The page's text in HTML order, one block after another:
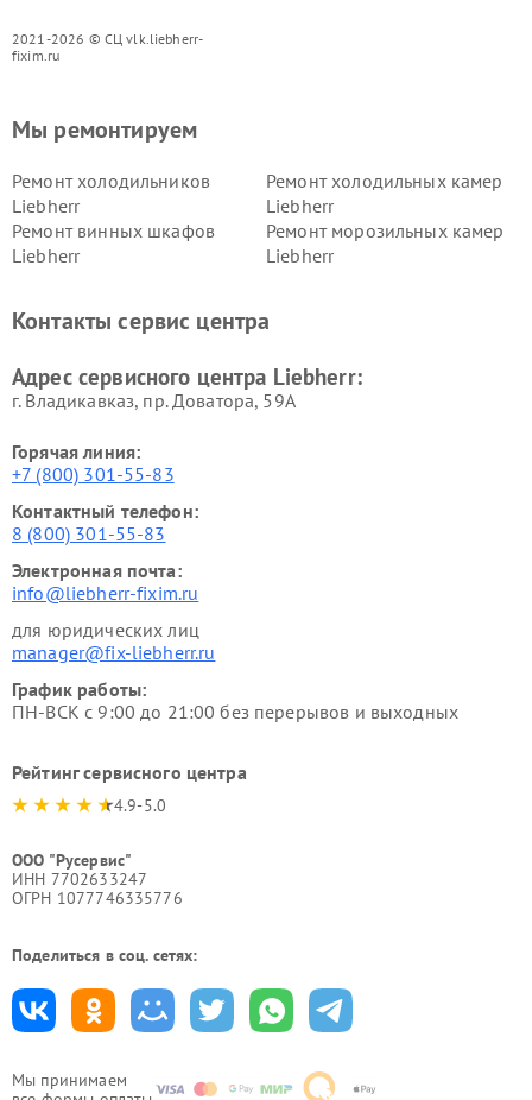
2021-2026 © СЦ vlk.liebherr-
fixim.ru
Мы принимаем
Мы ремонтируем
Ремонт холодильников
Liebherr
Ремонт холодильных камер
Liebherr
Ремонт винных шкафов
Liebherr
Ремонт морозильных камер
Liebherr
Контакты сервис центра
Адрес сервисного центра Liebherr:
г. Владикавказ, пр. Доватора, 59А
Горячая линия:
+7 (800) 301-55-83
Контактный телефон:
8 (800) 301-55-83
Электронная почта:
info@liebherr-fixim.ru
для юридических лиц
manager@fix-liebherr.ru
График работы:
ПН-ВСК с 9:00 до 21:00 без перерывов и выходных
Рейтинг сервисного центра
4.9-5.0
ООО "Русервис"
ИНН 7702633247
ОГРН 1077746335776
Поделиться в соц. сетях: